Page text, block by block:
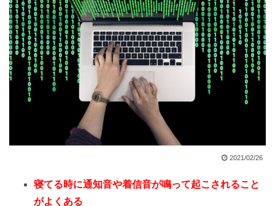
2021/02/26
寝てる時に通知音や着信音が鳴って起こされること
がよくある